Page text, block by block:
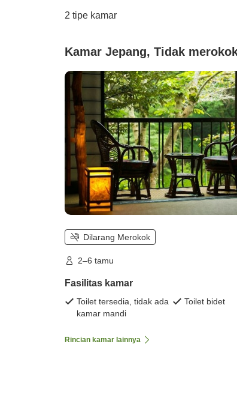
2 tipe kamar
Kamar Jepang, Tidak
Dilarang Merokok
2–6 tamu
Fasilitas kamar
Toilet tersedia, tidak ada
kamar mandi
Toilet bidet
Rincian kamar lainnya